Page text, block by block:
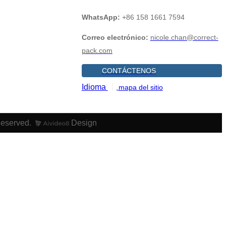
WhatsApp: +86 158 1661 7594
Correo electrónico: nicole.chan@correct-
pack.com
CONTÁCTENOS
Idioma mapa del sitio
Design